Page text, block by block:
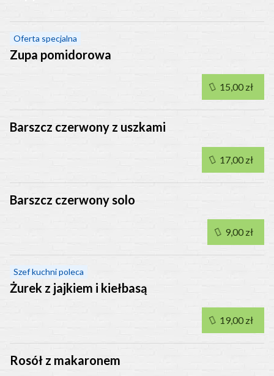
Oferta specjalna
Zupa pomidorowa
Barszcz czerwony z uszkami
Barszcz czerwony solo
Szef kuchni poleca
Żurek z jajkiem i kiełbasą
Rosół z makaronem